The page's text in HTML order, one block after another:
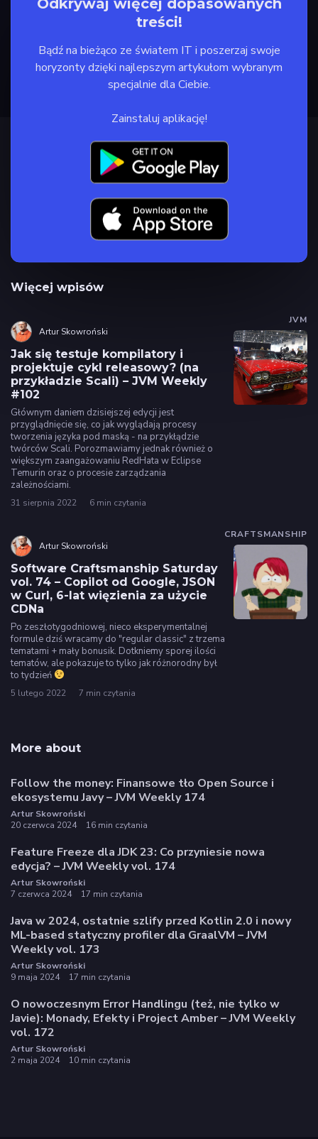
treści!
Bądź na bieżąco ze światem IT i poszerzaj swoje
horyzonty dzięki najlepszym artykułom wybranym
specjalnie dla Ciebie.
Zainstaluj aplikację!
Więcej wpisów
JVM
Artur Skowroński
Jak się testuje kompilatory i
projektuje cykl releasowy? (na
przykładzie Scali) – JVM Weekly
#102
Głównym daniem dzisiejszej edycji jest
przyglądnięcie się, co jak wyglądają procesy
tworzenia języka pod maską - na przykłądzie
twórców Scali. Porozmawiamy jednak również o
większym zaangażowaniu RedHata w Eclipse
Temurin oraz o procesie zarządzania
zależnościami.
31 sierpnia 2022 6 min czytania
CRAFTSMANSHIP
Artur Skowroński
Software Craftsmanship Saturday
vol. 74 – Copilot od Google, JSON
w Curl, 6-lat więzienia za użycie
CDNa
Po zeszłotygodniowej, nieco eksperymentalnej
formule dziś wracamy do "regular classic" z trzema
tematami + mały bonusik. Dotkniemy sporej ilości
tematów, ale pokazuje to tylko jak różnorodny był
to tydzień
5 lutego 2022 7 min czytania
More about
Follow the money: Finansowe tło Open Source i
ekosystemu Javy – JVM Weekly 174
Artur Skowroński
20 czerwca 2024
16 min czytania
Feature Freeze dla JDK 23: Co przyniesie nowa
edycja? – JVM Weekly vol. 174
Artur Skowroński
7 czerwca 2024
17 min czytania
Java w 2024, ostatnie szlify przed Kotlin 2.0 i nowy
ML-based statyczny profiler dla GraalVM – JVM
Weekly vol. 173
Artur Skowroński
9 maja 2024
17 min czytania
O nowoczesnym Error Handlingu (też, nie tylko w
Javie): Monady, Efekty i Project Amber – JVM Weekly
vol. 172
Artur Skowroński
2 maja 2024
10 min czytania